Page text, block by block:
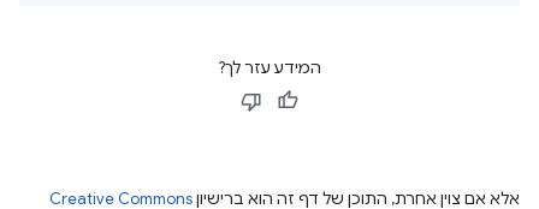
המידע עזר לך?
אלא אם צוין אחרת, התוכן של דף זה הוא ברישיוןCreative Commons